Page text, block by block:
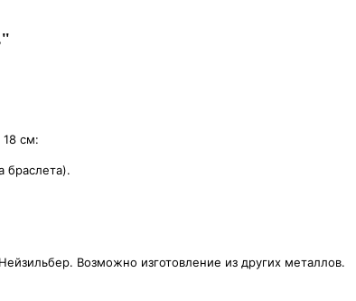
см:
браслета).
Возможно изготовление из других металлов.